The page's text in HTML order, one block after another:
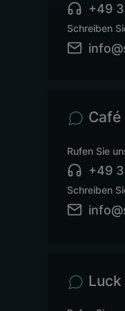
+49
Schreiben
Café
Rufen Sie
+49
Schreiben